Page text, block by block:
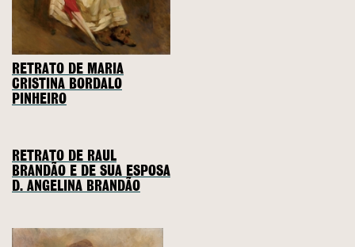
RETRATO DE MARIA
CRISTINA BORDALO
PINHEIRO
RETRATO DE RAUL
BRANDÃO E DE SUA ESPOSA
D. ANGELINA BRANDÃO